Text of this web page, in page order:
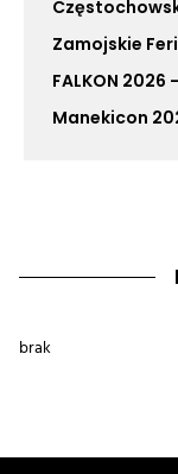
Zamojskie
FALKON
Manekicon
brak